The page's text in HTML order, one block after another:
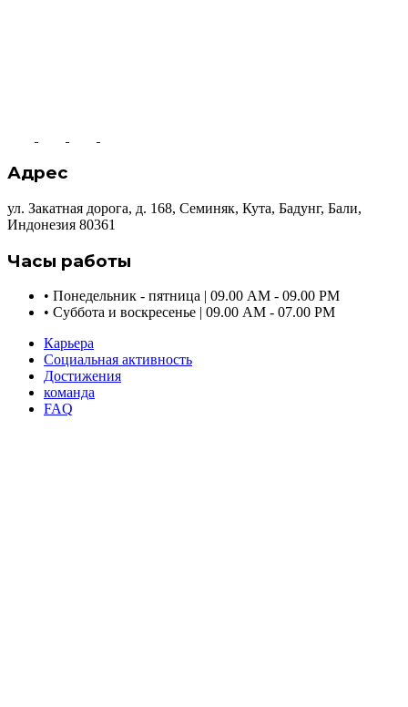
Адрес
ул. Закатная дорога, д. 168, Семиняк, Кута, Бадунг, Бали,
Индонезия 80361
Часы работы
• Понедельник - пятница | 09.00 AM - 09.00 PM
• Суббота и воскресенье | 09.00 AM - 07.00 PM
Карьера
Социальная активность
Достижения
команда
FAQ